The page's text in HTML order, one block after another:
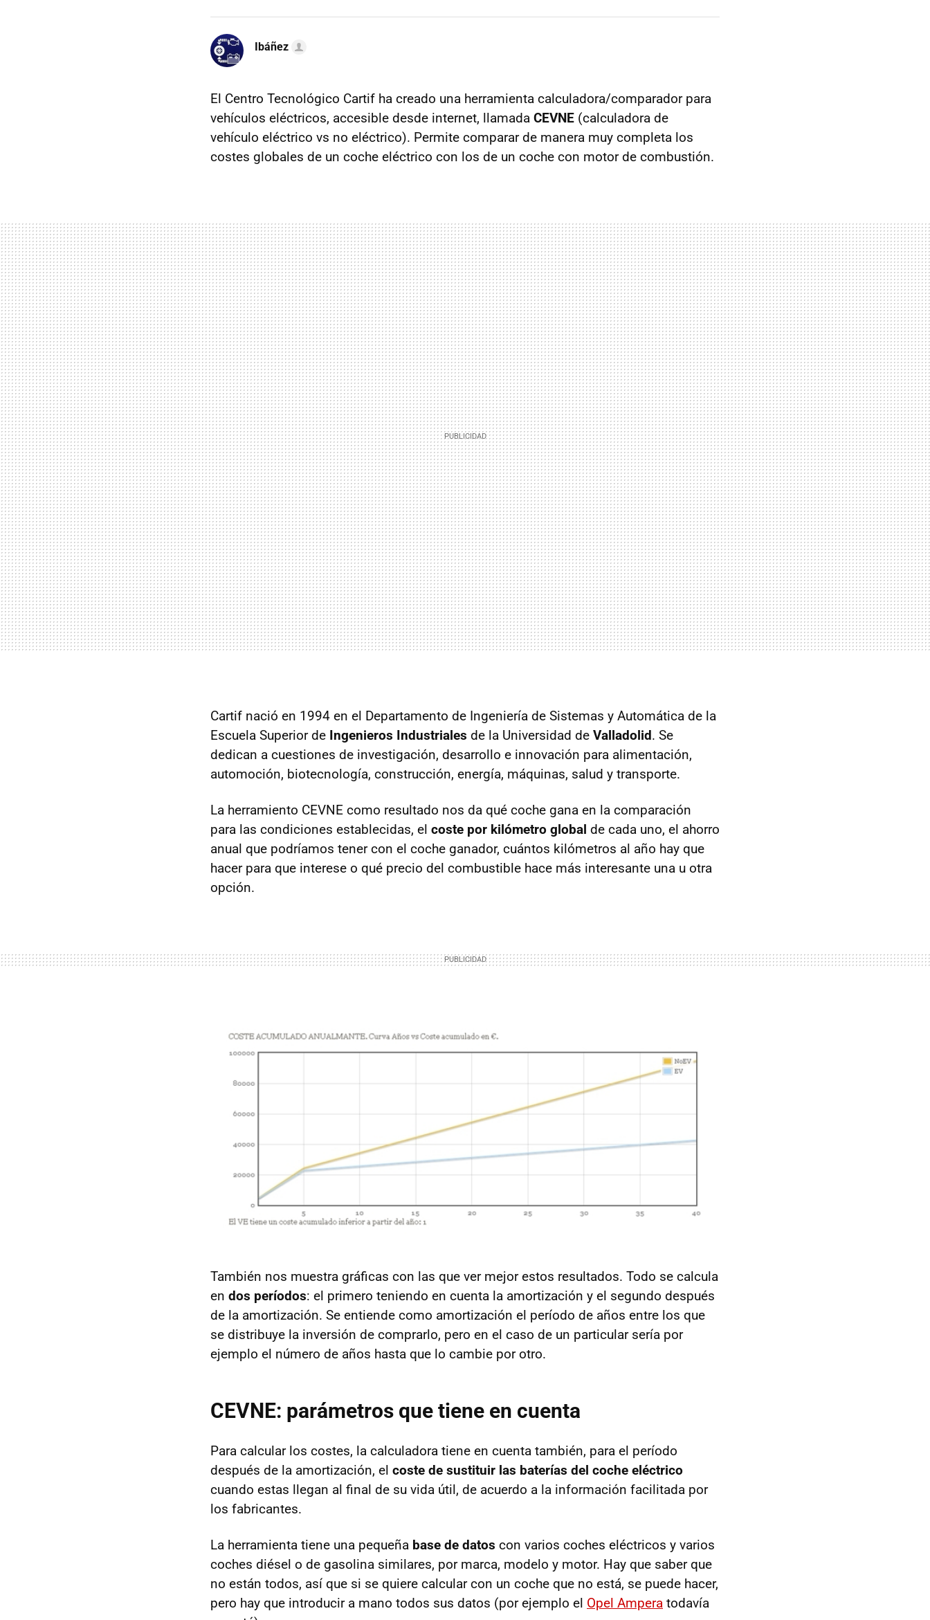
Ibáñez
El Centro Tecnológico Cartif ha creado una herramienta calculadora/comparador para
vehículos eléctricos, accesible desde internet, llamada CEVNE (calculadora de
vehículo eléctrico vs no eléctrico). Permite comparar de manera muy completa los
costes globales de un coche eléctrico con los de un coche con motor de combustión.
Cartif nació en 1994 en el Departamento de Ingeniería de Sistemas y Automática de la
Escuela Superior de Ingenieros Industriales de la Universidad de Valladolid. Se
dedican a cuestiones de investigación, desarrollo e innovación para alimentación,
automoción, biotecnología, construcción, energía, máquinas, salud y transporte.
La herramiento CEVNE como resultado nos da qué coche gana en la comparación
para las condiciones establecidas, el coste por kilómetro global de cada uno, el ahorro
anual que podríamos tener con el coche ganador, cuántos kilómetros al año hay que
hacer para que interese o qué precio del combustible hace más interesante una u otra
opción.
También nos muestra gráficas con las que ver mejor estos resultados. Todo se calcula
en dos períodos: el primero teniendo en cuenta la amortización y el segundo después
de la amortización. Se entiende como amortización el período de años entre los que
se distribuye la inversión de comprarlo, pero en el caso de un particular sería por
ejemplo el número de años hasta que lo cambie por otro.
CEVNE: parámetros que tiene en cuenta
Para calcular los costes, la calculadora tiene en cuenta también, para el período
después de la amortización, el coste de sustituir las baterías del coche eléctrico
cuando estas llegan al final de su vida útil, de acuerdo a la información facilitada por
los fabricantes.
La herramienta tiene una pequeña base de datos con varios coches eléctricos y varios
coches diésel o de gasolina similares, por marca, modelo y motor. Hay que saber que
no están todos, así que si se quiere calcular con un coche que no está, se puede hacer,
pero hay que introducir a mano todos sus datos (por ejemplo el Opel Ampera todavía